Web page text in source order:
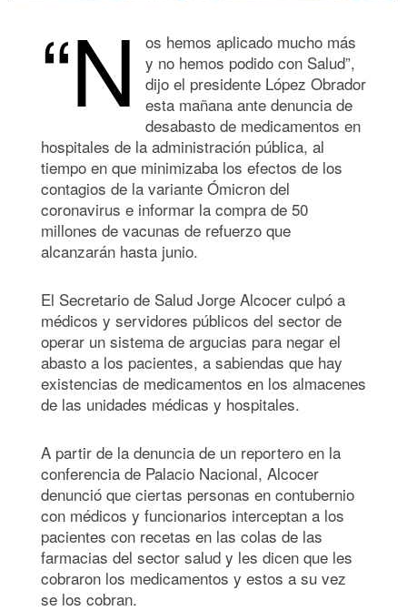
“N
os hemos aplicado mucho más
y no hemos podido con Salud”,
dijo el presidente López Obrador
esta mañana ante denuncia de
desabasto de medicamentos en
hospitales de la administración pública, al
tiempo en que minimizaba los efectos de los
contagios de la variante Ómicron del
coronavirus e informar la compra de 50
millones de vacunas de refuerzo que
alcanzarán hasta junio.
El Secretario de Salud Jorge Alcocer culpó a
médicos y servidores públicos del sector de
operar un sistema de argucias para negar el
abasto a los pacientes, a sabiendas que hay
existencias de medicamentos en los almacenes
de las unidades médicas y hospitales.
A partir de la denuncia de un reportero en la
conferencia de Palacio Nacional, Alcocer
denunció que ciertas personas en contubernio
con médicos y funcionarios interceptan a los
pacientes con recetas en las colas de las
farmacias del sector salud y les dicen que les
cobraron los medicamentos y estos a su vez
se los cobran.